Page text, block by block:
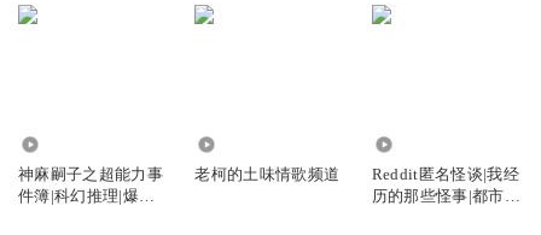
神麻嗣子之超能力事
件簿|科幻推理|爆笑
老柯的土味情歌频道
Reddit匿名怪谈|我经
历的那些怪事|都市传